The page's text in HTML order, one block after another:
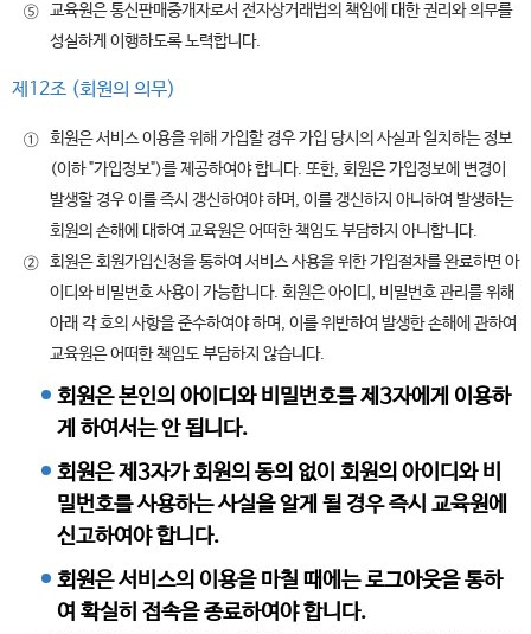
⑤
교육원은 통신판매중개자로서 전자상거래법의 책임에 대한 권리와 의무를
성실하게 이행하도록 노력합니다.
제12조 (회원의 의무)
①
회원은 서비스 이용을 위해 가입할 경우 가입 당시의 사실과 일치하는 정보
(이하 "가입정보")를 제공하여야 합니다. 또한, 회원은 가입정보에 변경이
발생할 경우 이를 즉시 갱신하여야 하며, 이를 갱신하지 아니하여 발생하는
회원의 손해에 대하여 교육원은 어떠한 책임도 부담하지 아니합니다.
②
회원은 회원가입신청을 통하여 서비스 사용을 위한 가입절차를 완료하면 아
이디와 비밀번호 사용이 가능합니다. 회원은 아이디, 비밀번호 관리를 위해
아래 각 호의 사항을 준수하여야 하며, 이를 위반하여 발생한 손해에 관하여
교육원은 어떠한 책임도 부담하지 않습니다.
회원은 본인의 아이디와 비밀번호를 제3자에게 이용하
게 하여서는 안 됩니다.
회원은 제3자가 회원의 동의 없이 회원의 아이디와 비
밀번호를 사용하는 사실을 알게 될 경우 즉시 교육원에
신고하여야 합니다.
회원은 서비스의 이용을 마칠 때에는 로그아웃을 통하
여 확실히 접속을 종료하여야 합니다.